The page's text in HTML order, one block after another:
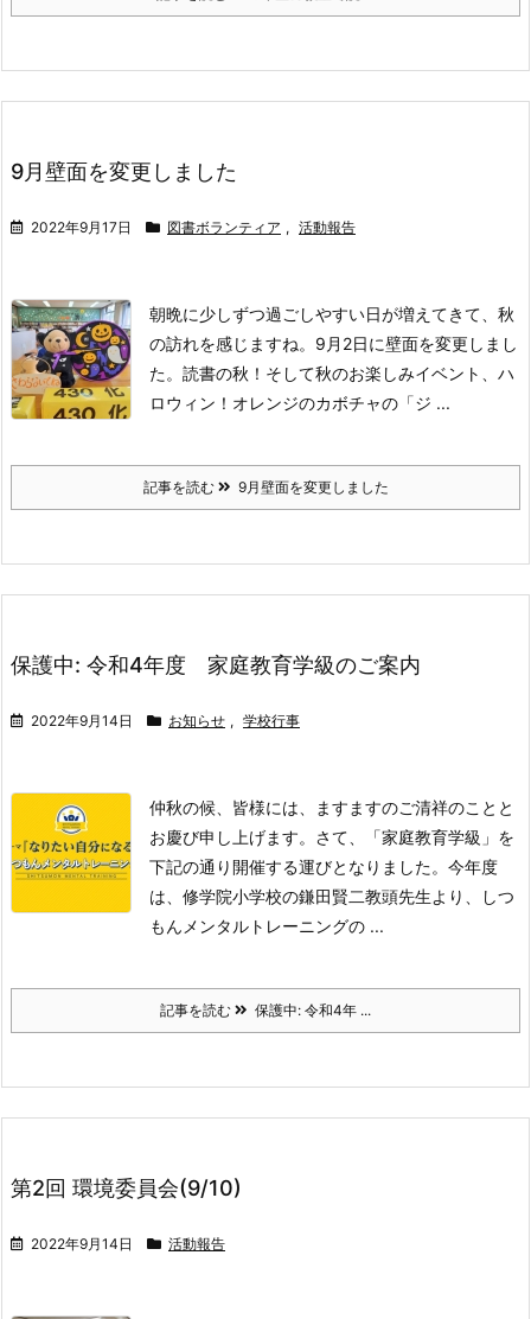
9月壁面を変更しました
2022年9月17日 図書ボランティア , 活動報告
朝晩に少しずつ過ごしやすい日が増えてきて、秋
の訪れを感じますね。 9月2日に壁面を変更しまし
た。 読書の秋！ そして秋のお楽しみイベント、ハ
ロウィン！ オレンジのカボチャの「ジ ...
記事を読む 9月壁面を変更しました
保護中: 令和4年度 家庭教育学級のご案内
2022年9月14日 お知らせ , 学校行事
仲秋の候、皆様には、ますますのご清祥のことと
お慶び申し上げます。 さて、「家庭教育学級」を
下記の通り開催する運びとなりました。 今年度
は、修学院小学校の鎌田賢二教頭先生より、
しつ
もんメンタルトレーニングの ...
記事を読む 保護中: 令和4年 ...
第2回 環境委員会(9/10)
2022年9月14日 活動報告